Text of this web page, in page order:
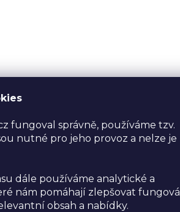
fungoval správně, používáme tzv.
nutné pro jeho provoz a nelze je
dále používáme analytické a
nám pomáhají zlepšovat
obsah a nabídky.